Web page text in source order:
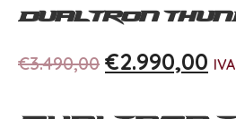
Dualtron
€3.490,00 €2.990,00